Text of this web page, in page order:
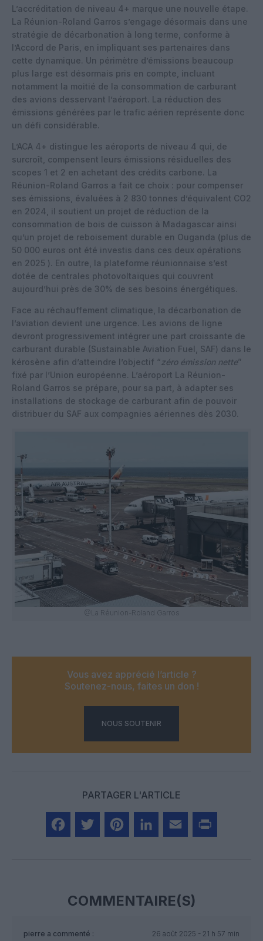
L’accréditation de niveau 4+ marque une nouvelle étape.
La Réunion-Roland Garros s’engage désormais dans une
stratégie de décarbonation à long terme, conforme à
l’Accord de Paris, en impliquant ses partenaires dans
cette dynamique. Un périmètre d’émissions beaucoup
plus large est désormais pris en compte, incluant
notamment la moitié de la consommation de carburant
des avions desservant l’aéroport. La réduction des
émissions générées par le trafic aérien représente donc
un défi considérable.
L’ACA 4+ distingue les aéroports de niveau 4 qui, de
surcroît, compensent leurs émissions résiduelles des
scopes 1 et 2 en achetant des crédits carbone. La
Réunion-Roland Garros a fait ce choix : pour compenser
ses émissions, évaluées à 2 830 tonnes d’équivalent CO2
en 2024, il soutient un projet de réduction de la
consommation de bois de cuisson à Madagascar ainsi
qu’un projet de reboisement durable en Ouganda (plus de
50 000 euros ont été investis dans ces deux opérations
en 2025 ). En outre, la plateforme réunionnaise s’est
dotée de centrales photovoltaïques qui couvrent
aujourd’hui près de 30% de ses besoins énergétiques.
Face au réchauffement climatique, la décarbonation de
l’aviation devient une urgence. Les avions de ligne
devront progressivement intégrer une part croissante de
carburant durable (Sustainable Aviation Fuel, SAF) dans le
kérosène afin d’atteindre l’objectif “zéro émission nette”
fixé par l’Union européenne. L’aéroport La Réunion-
Roland Garros se prépare, pour sa part, à adapter ses
installations de stockage de carburant afin de pouvoir
distribuer du SAF aux compagnies aériennes dès 2030.
@La Réunion-Roland Garros
Vous avez apprécié l’article ?
Soutenez-nous, faites un don !
NOUS SOUTENIR
PARTAGER L'ARTICLE
COMMENTAIRE(S)
pierre a commenté : 26 août 2025 - 21 h 57 min